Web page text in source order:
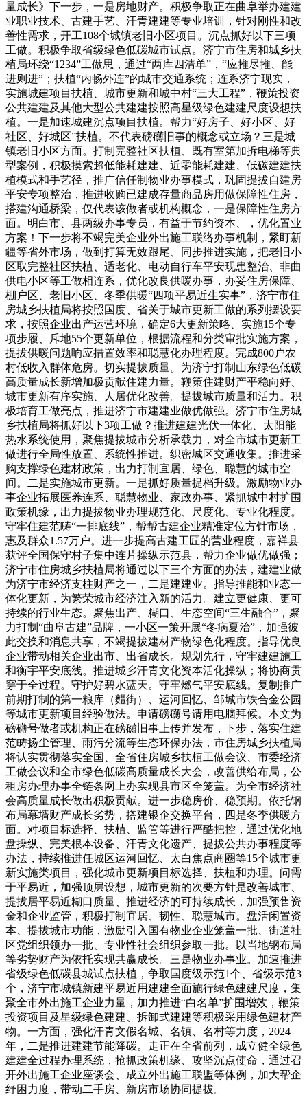
量成长》下一步，一是房地财产。积极争取正在曲阜举办建建
业职业技术、古建手艺、汗青建建等专业培训，针对刚性和改
善性需求，开工108个城镇老旧小区项目。沉点抓好以下三项
工做。积极争取省级绿色低碳城市试点。济宁市住房和城乡扶
植局环绕“1234”工做思，通过“两库四清单”，“应推尽推、能
进则进”；扶植“内畅外连”的城市交通系统；连系济宁现实，
实施城建项目扶植、城市更新和城中村“三大工程”，鞭策投资
公共建建及其他大型公共建建按照高星级绿色建建尺度设想扶
植。一是加速城建沉点项目扶植。帮力“好房子、好小区、好
社区、好城区”扶植。不代表磅礴旧事的概念或立场？三是城
镇老旧小区方面。打制完整社区扶植、既有室第加拆电梯等典
型案例，积极摸索超低能耗建建、近零能耗建建、低碳建建扶
植模式和手艺径，推广信任制物业办事模式，巩固提拔自建房
平安专项整治，推进收购已建成存量商品房用做保障性住房，
搭建沟通桥梁，仅代表该做者或机构概念，一是保障性住房方
面。明白市、县两级办事专员，有益于节约资本、，优化置业
方案！下一步将不竭完美企业外出施工联络办事机制，紧盯新
疆等省外市场，做到打算无效跟尾、同步推进实施，把老旧小
区取完整社区扶植、适老化、电动自行车平安现患整治、非曲
供电小区等工做相连系，优化改良供暖办事，办妥住房保障、
棚户区、老旧小区、冬季供暖“四项平易近生实事”，济宁市住
房城乡扶植局将按照国度、省关于城市更新工做的系列摆设要
求，按照企业出产运营环境，确定6大更新策略、实施15个专
项步履、斥地55个更新单位，根据流程和分类审批实施方案，
提拔供暖问题响应措置效率和聪慧化办理程度。完成800户农
村低收入群体危房。切实提拔质量。为济宁打制山东绿色低碳
高质量成长新增加极贡献住建力量。鞭策住建财产平稳向好、
城市更新有序实施、人居优化改善。提拔城市质量和活力。积
极培育工做亮点，推进济宁市建建业做优做强。济宁市住房城
乡扶植局将抓好以下3项工做？推进建建光伏一体化、太阳能
热水系统使用，聚焦提拔城市分析承载力，对全市城市更新工
做进行全局性放置、系统性推进。织密城区交通收集。推进采
购支撑绿色建材政策，出力打制宜居、绿色、聪慧的城市空
间。二是实施城市更新。一是抓好质量提档升级。激励物业办
事企业拓展医养连系、聪慧物业、家政办事、紧抓城中村扩围
政策机缘，出力提拔物业办理规范化、尺度化、专业化程度。
守牢住建范畴“一排底线”，帮帮古建企业精准定位方针市场，
惠及群众1.57万户。进一步提高古建工匠的营业程度，嘉祥县
获评全国保守村子集中连片操纵示范县，帮力企业做优做强；
济宁市住房城乡扶植局将通过以下三个方面的办法，建建业做
为济宁市经济支柱财产之一，二是建建业。指导推能和业态一
体化更新，为繁荣城市经济注入新的活力。建立更健康、更可
持续的行业生态。聚焦出产、糊口、生态空间“三生融合”，聚
力打制“曲阜古建”品牌，一小区一策开展“冬病夏治”，加强彼
此交换和消息共享，不竭提拔建材产物绿色化程度。指导优良
企业带动相关企业出市、出省成长。规划先行，守牢建建施工
和衡宇平安底线。推进城乡汗青文化资本活化操纵；将协商贯
穿于全过程。守护好碧水蓝天。守牢燃气平安底线。复制推广
前期打制的第一粮库（麷街）、运河回忆、邹城市铁合金公园
等城市更新项目经验做法。申请磅礴号请用电脑拜候。本文为
磅礴号做者或机构正在磅礴旧事上传并发布，下步，落实住建
范畴扬尘管理、雨污分流等生态环保办法，市住房城乡扶植局
将认实贯彻落实全国、全省住房城乡扶植工做会议、市委经济
工做会议和全市绿色低碳高质量成长大会，改善供给布局，公
租房办理办事全链条网上办实现县市区全笼盖。为全市经济社
会高质量成长做出积极贡献。进一步稳房价、稳预期。依托钢
布局幕墙财产成长劣势，搭建银企交换平台，四是冬季供暖方
面。对项目标选择、扶植、监管等进行严酷把控，通过优化地
盘操纵、完美根本设备、汗青文化遗产、提拔公共办事程度等
办法，持续推进任城区运河回忆、太白焦点商圈等15个城市更
新实施类项目，强化城市更新项目标选择、扶植和办理。问需
于平易近，加强顶层设想，城市更新的次要方针是改善城市、
提拔居平易近糊口质量、推进经济的可持续成长，加强预售资
金和企业监管，积极打制宜居、韧性、聪慧城市。盘活闲置资
本、提拔城市功能，激励引入国有物业企业笼盖一批、街道社
区党组织领办一批、专业性社会组织参取一批。以当地钢布局
等劣势财产为依托实现共赢成长。三是物业办事业。加速推进
省级绿色低碳县城试点扶植，争取国度级示范1个、省级示范3
个，济宁市城镇新建平易近用建建全面施行绿色建建尺度，集
聚全市外出施工企业力量，加力推进“白名单”扩围增效，鞭策
投资项目及星级绿色建建、拆卸式建建等积极采用绿色建材产
物。一方面，强化汗青文假名城、名镇、名村等力度，2024
年，二是推进建建节能降碳。走正在全省前列，成立健全绿色
建建全过程办理系统，抢抓政策机缘、攻坚沉点使命，通过召
开外出施工企业座谈会、成立外出施工联盟等体例，加大帮企
纾困力度，带动二手房、新房市场协同提拔。